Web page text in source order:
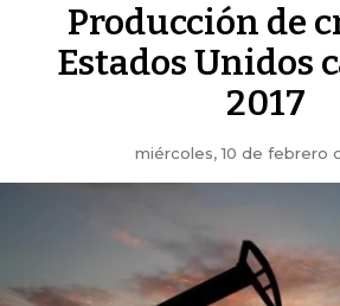
Producción de
Estados Unidos
2017
miércoles, 10 de febrero